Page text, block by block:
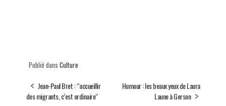
Publié dans Culture
Jean-Paul Bret : “accueillir
des migrants, c’est ordinaire“
Humour : les beaux yeux de Laura
Laune à Gerson